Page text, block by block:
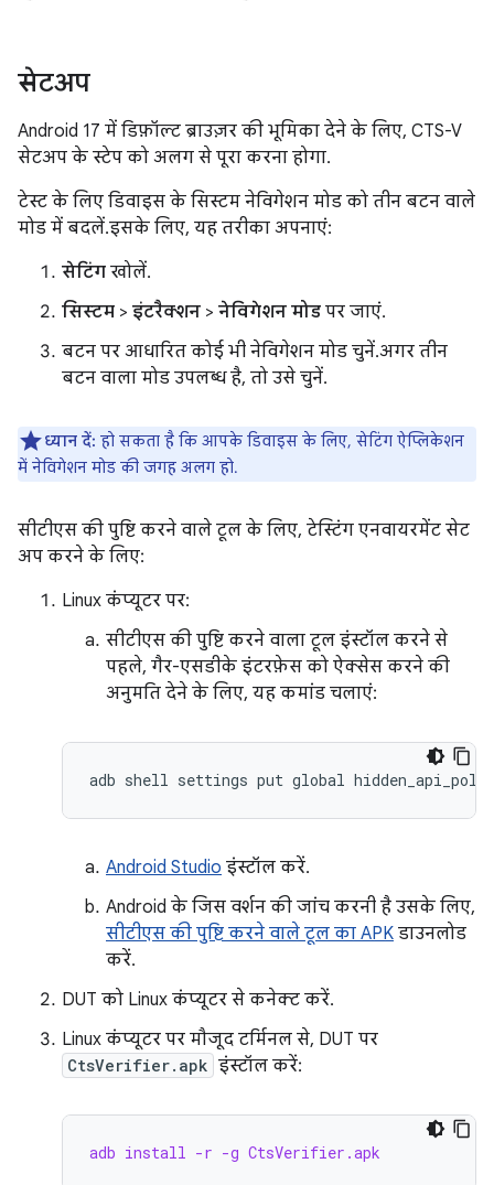
सेटअप
Android 17 में डिफ़ॉल्ट ब्राउज़र की भूमिका देने के लिए, CTS-V
सेटअप के स्टेप को अलग से पूरा करना होगा.
टेस्ट के लिए डिवाइस के सिस्टम नेविगेशन मोड को तीन बटन वाले
मोड में बदलें. इसके लिए, यह तरीका अपनाएं:
सेटिंग खोलें.
सिस्टम > इंटरैक्शन > नेविगेशन मोड पर जाएं.
बटन पर आधारित कोई भी नेविगेशन मोड चुनें. अगर तीन
बटन वाला मोड उपलब्ध है, तो उसे चुनें.
ध्यान दें: हो सकता है कि आपके डिवाइस के लिए, सेटिंग ऐप्लिकेशन
में नेविगेशन मोड की जगह अलग हो.
सीटीएस की पुष्टि करने वाले टूल के लिए, टेस्टिंग एनवायरमेंट सेट
अप करने के लिए:
Linux कंप्यूटर पर:
सीटीएस की पुष्टि करने वाला टूल इंस्टॉल करने से
पहले, गैर-एसडीके इंटरफ़ेस को ऐक्सेस करने की
अनुमति देने के लिए, यह कमांड चलाएं:
Android Studio इंस्टॉल करें.
Android के जिस वर्शन की जांच करनी है उसके लिए,
सीटीएस की पुष्टि करने वाले टूल का APK डाउनलोड
करें.
DUT को Linux कंप्यूटर से कनेक्ट करें.
Linux कंप्यूटर पर मौजूद टर्मिनल से, DUT पर
CtsVerifier.apk इंस्टॉल करें:
adb install -r -g CtsVerifier.apk